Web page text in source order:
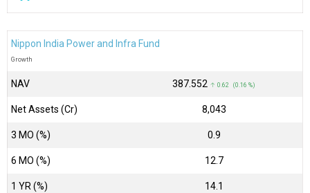
Nippon India Power and Infra Fund
Growth
NAV ₹387.552 ↑ 0.62 (0.16 %)
Net Assets (Cr) ₹8,043
3 MO (%) 0.9
6 MO (%) 12.7
1 YR (%) 14.1